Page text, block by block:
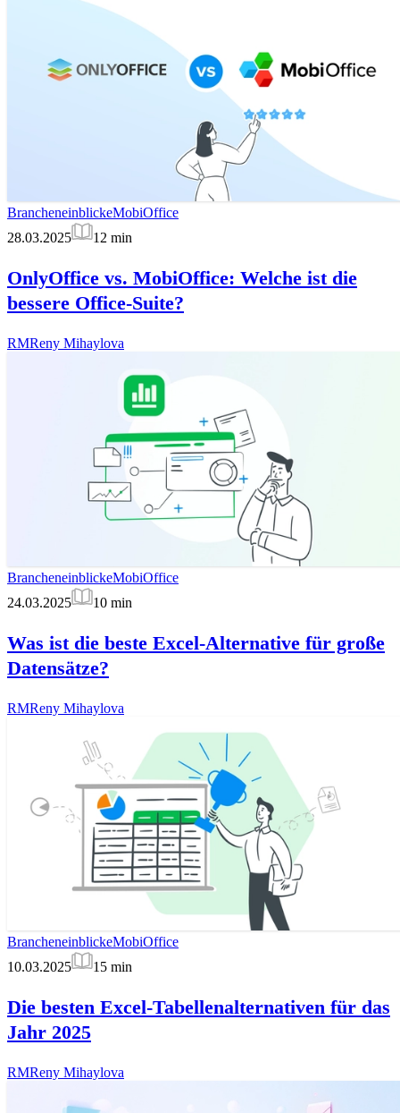
BrancheneinblickeMobiOffice
28.03.2025
12 min
OnlyOffice vs. MobiOffice: Welche ist die
bessere Office-Suite?
RMReny Mihaylova
BrancheneinblickeMobiOffice
24.03.2025
10 min
Was ist die beste Excel-Alternative für große
Datensätze?
RMReny Mihaylova
BrancheneinblickeMobiOffice
10.03.2025
15 min
Die besten Excel-Tabellenalternativen für das
Jahr 2025
RMReny Mihaylova